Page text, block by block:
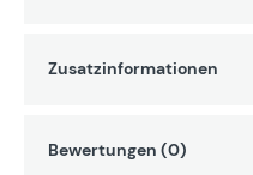
Zusatzinformationen
Bewertungen (0)